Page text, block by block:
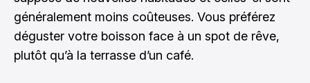
généralement moins coûteuses. Vous préférez
déguster votre boisson face à un spot de rêve,
plutôt qu’à la terrasse d’un café.